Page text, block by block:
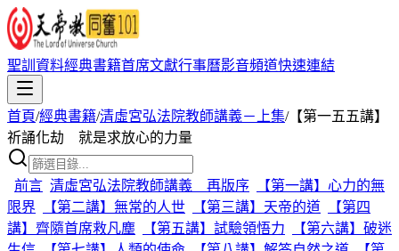
聖訓資料經典書籍首席文獻行事曆影音頻道快速連結
首頁/經典書籍/清虛宮弘法院教師講義－上集/【第一五五講】
祈誦化劫 就是求放心的力量
前言 清虛宮弘法院教師講義 再版序
【第一講】心力的無
限界
【第二講】無常的人世 【第三講】天帝的道
【第四
講】齊隨首席救凡塵
【第五講】試驗領悟力
【第六講】破迷